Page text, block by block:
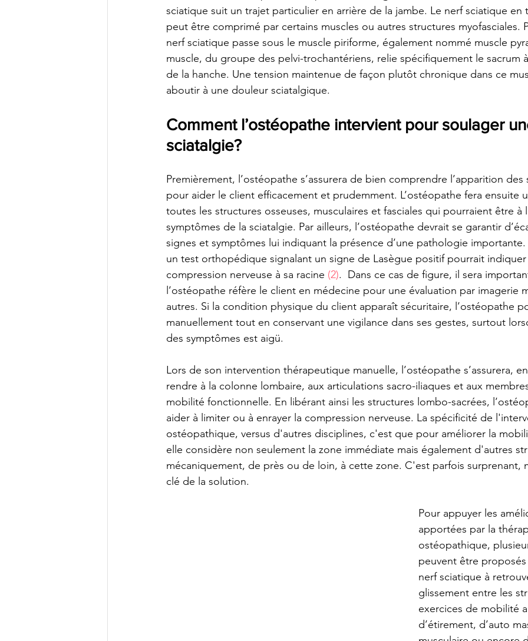
sciatique suit un trajet particulier en arrière de la jambe. Le nerf sciatique
peut être comprimé par certains muscles ou autres structures myofasciales.
nerf sciatique passe sous le muscle piriforme, également nommé muscle
muscle, du groupe des pelvi-trochantériens, relie spécifiquement le sacrum
de la hanche. Une tension maintenue de façon plutôt chronique dans ce
aboutir à une douleur sciatalgique.
Comment l’ostéopathe intervient pour soulager
sciatalgie?
Premièrement, l’ostéopathe s’assurera de bien comprendre l’apparition
pour aider le client efficacement et prudemment. L’ostéopathe fera ensuite
toutes les structures osseuses, musculaires et fasciales qui pourraient être à
symptômes de la sciatalgie. Par ailleurs, l’ostéopathe devrait se garantir
signes et symptômes lui indiquant la présence d’une pathologie
un test orthopédique signalant un signe de Lasègue positif pourrait
compression nerveuse à sa racine (2).  Dans ce cas de figure, il sera
l’ostéopathe réfère le client en médecine pour une évaluation par imagerie
autres. Si la condition physique du client apparaît sécuritaire, l’ostéopathe
manuellement tout en conservant une vigilance dans ses gestes, surtout
des symptômes est aigü.
Lors de son intervention thérapeutique manuelle, l’ostéopathe s’assurera,
rendre à la colonne lombaire, aux articulations sacro-iliaques et aux
mobilité fonctionnelle. En libérant ainsi les structures lombo-sacrées,
aider à limiter ou à enrayer la compression nerveuse. La spécificité de
ostéopathique, versus d'autres disciplines, c'est que pour améliorer la
elle considère non seulement la zone immédiate mais également d'autres
mécaniquement, de près ou de loin, à cette zone. C'est parfois surprenant,
clé de la solution.
Pour appuyer les
apportées par la
ostéopathique,
peuvent être
nerf sciatique à
glissement entre les
exercices de mobilité
d’étirement, d’auto